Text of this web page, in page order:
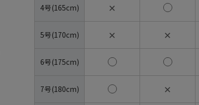
4号(165cm) ✕
5号(170cm) ✕ ✕
6号(175cm)
7号(180cm) ✕